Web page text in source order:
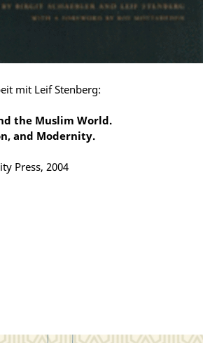
mit Leif Stenberg:
the Muslim World.
and Modernity.
Press, 2004